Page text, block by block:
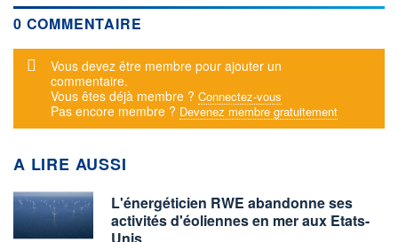
0 COMMENTAIRE
Message d'alerte
Vous devez être membre pour ajouter un
commentaire.
Vous êtes déjà membre ? Connectez-vous
Pas encore membre ? Devenez membre gratuitement
A LIRE AUSSI
L'énergéticien RWE abandonne ses
activités d'éoliennes en mer aux Etats-